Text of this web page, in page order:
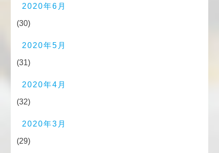
2020年6月
(30)
2020年5月
(31)
2020年4月
(32)
2020年3月
(29)